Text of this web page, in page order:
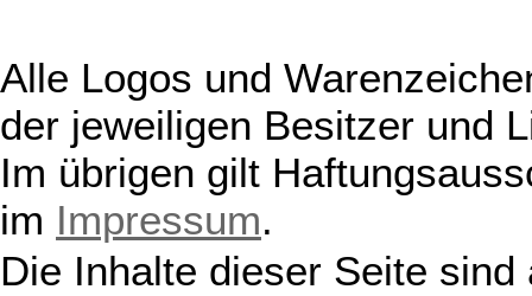
Alle Logos und
der jeweiligen Besitzer und
Im übrigen gilt
im Impressum.
Die Inhalte dieser Seite